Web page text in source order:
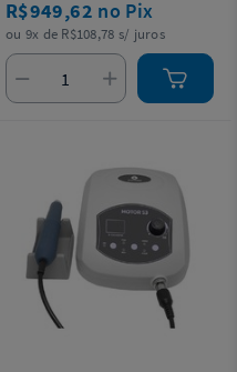
R$949,62 no Pix
ou 9x de R$108,78 s/ juros